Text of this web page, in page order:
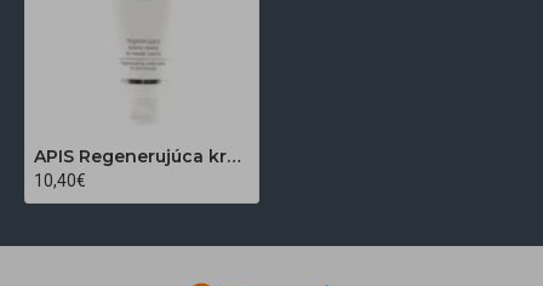
APIS Regenerujúca krémová maska na masáž tváre 200 ml
10,40€